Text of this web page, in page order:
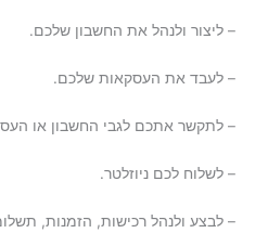
– ליצור ולנהל את החשבון שלכם.
– לעבד את העסקאות שלכם.
– לתקשר אתכם לגבי החשבון או
– לשלוח לכם ניוזלטר.
– לבצע ולנהל רכישות, הזמנות,